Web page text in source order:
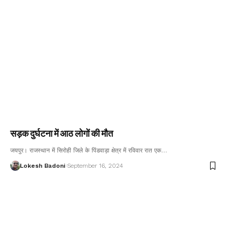
सड़क दुर्घटना में आठ लोगों की मौत
जयपुर। राजस्थान में सिरोही जिले के पिंडवाड़ा क्षेत्र में रविवार रात एक…
Lokesh Badoni September 16, 2024